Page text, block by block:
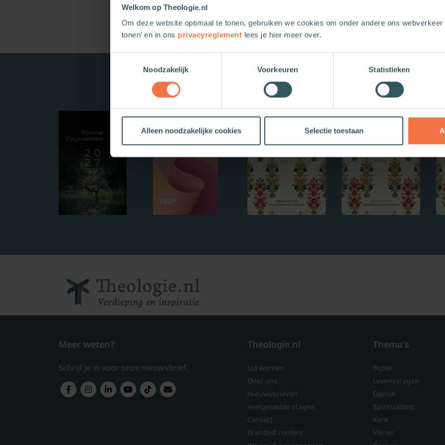
Welkom op Theologie.nl
Om deze website optimaal te tonen, gebruiken we cookies om onder andere ons webverkeer
tonen’ en in ons privacyreglement lees je hier meer over.
Noodzakelijk
Voorkeuren Statistieken
Alleen noodzakelijke cookies Selectie toestaan
Nieuwe boeken
Meer weten?
Schrijf je in voor onze nieuwsbrief.
Theologie.nl
Lid worden
Over ons
Nieuwsbrieven
Veelgestelde vragen
Contact
Branded content
Thema's
Bijbel
Levensvragen
Opinie
Spiritualiteit
Kerk
Vieren